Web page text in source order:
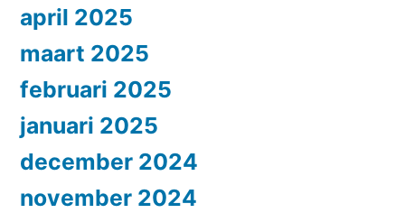
april 2025
maart 2025
februari 2025
januari 2025
december 2024
november 2024